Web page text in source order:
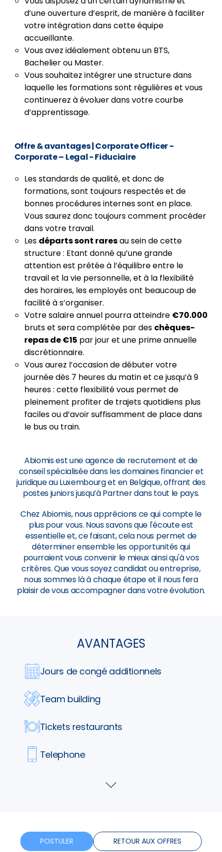
d’une ouverture d’esprit, de manière à faciliter
votre intégration dans cette équipe
accueillante.
Vous avez idéalement obtenu un BTS,
Bachelier ou Master.
Vous souhaitez intégrer une structure dans
laquelle les formations sont régulières et vous
continuerez à évoluer dans votre courbe
d’apprentissage.
Offre & avantages|Corporate Officer -
Corporate – Legal - Fiduciaire
Les standards de qualité, et donc de
formations, sont toujours respectés et de
bonnes procédures internes sont en place.
Vous saurez donc toujours comment procéder
dans votre travail.
Les départs sont raresau sein de cette
structure : Etant donné qu’une grande
attention est prêtée à l’équilibre entre le
travail et la vie personnelle, et à la flexibilité
des horaires, les employés ont beaucoup de
facilité à s’organiser.
Votre salaire annuel pourra atteindre €70.000
bruts et sera complétée par des chèques-
repas de€15 par jour et une prime annuelle
discrétionnaire.
Vous aurez l’occasion de débuter votre
journée dès 7 heures du matin et ce jusqu’à 9
heures : cette flexibilité vous permet de
pleinement profiter de trajets quotidiens plus
faciles ou d’avoir suffisamment de place dans
le bus ou train.
Abiomis est une agence de recrutement et de
conseil spécialisée dans les domaines financier et
juridique au Luxembourg et en Belgique, offrant des
postes juniors jusqu’à Partner dans tout le pays.
Chez Abiomis, nous apprécions ce qui compte le
plus pour vous. Nous savons que l'écoute est
essentielle et, ce faisant, cela nous permet de
déterminer ensemble les opportunités qui
pourraient vous convenir le mieux ainsi qu'à vos
critères. Que vous soyez candidat ou entreprise,
nous sommes là à chaque étape et il nous fera
plaisir de vous accompagner dans votre évolution.
AVANTAGES
Jours de congé additionnels
Team building
Tickets restaurants
Telephone
Bonus
Voir
POSTULER RETOUR AUX OFFRES